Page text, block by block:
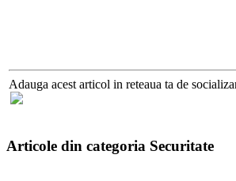
Adauga acest articol in reteaua ta de
Articole din categoria Securitate